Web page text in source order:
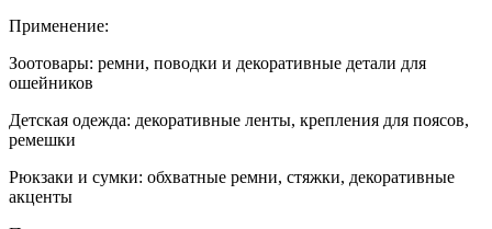
Применение:
Зоотовары: ремни, поводки и декоративные детали для
ошейников
Детская одежда: декоративные ленты, крепления для поясов,
ремешки
Рюкзаки и сумки: обхватные ремни, стяжки, декоративные
акценты